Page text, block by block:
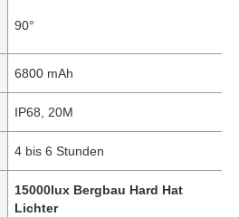
90°
6800 mAh
IP68, 20M
4 bis 6 Stunden
15000lux Bergbau Hard Hat
Lichter